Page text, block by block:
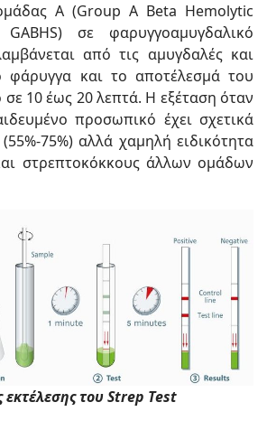
Α (Group A Beta Hemolytic
σε φαρυγγοαμυγδαλικό
από τις αμυγδαλές και
φάρυγγα και το αποτέλεσμά του
σε 10 έως 20 λεπτά. Η εξέταση όταν
προσωπικό έχει σχετικά
75%) αλλά χαμηλή ειδικότητα
στρεπτοκόκκους άλλων ομάδων
εκτέλεσης του Strep Test